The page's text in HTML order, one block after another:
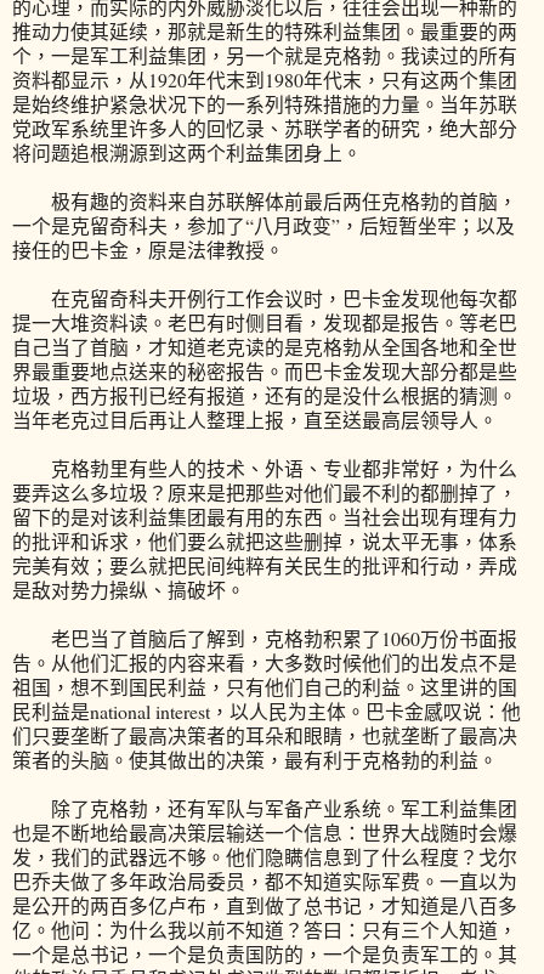
的心理，而实际的内外威胁淡化以后，往往会出现一种新的
推动力使其延续，那就是新生的特殊利益集团。最重要的两
个，一是军工利益集团，另一个就是克格勃。我读过的所有
资料都显示，从1920年代末到1980年代末，只有这两个集团
是始终维护紧急状况下的一系列特殊措施的力量。当年苏联
党政军系统里许多人的回忆录、苏联学者的研究，绝大部分
将问题追根溯源到这两个利益集团身上。
极有趣的资料来自苏联解体前最后两任克格勃的首脑，
一个是克留奇科夫，参加了“八月政变”，后短暂坐牢；以及
接任的巴卡金，原是法律教授。
在克留奇科夫开例行工作会议时，巴卡金发现他每次都
提一大堆资料读。老巴有时侧目看，发现都是报告。等老巴
自己当了首脑，才知道老克读的是克格勃从全国各地和全世
界最重要地点送来的秘密报告。而巴卡金发现大部分都是些
垃圾，西方报刊已经有报道，还有的是没什么根据的猜测。
当年老克过目后再让人整理上报，直至送最高层领导人。
克格勃里有些人的技术、外语、专业都非常好，为什么
要弄这么多垃圾？原来是把那些对他们最不利的都删掉了，
留下的是对该利益集团最有用的东西。当社会出现有理有力
的批评和诉求，他们要么就把这些删掉，说太平无事，体系
完美有效；要么就把民间纯粹有关民生的批评和行动，弄成
是敌对势力操纵、搞破坏。
老巴当了首脑后了解到，克格勃积累了1060万份书面报
告。从他们汇报的内容来看，大多数时候他们的出发点不是
祖国，想不到国民利益，只有他们自己的利益。这里讲的国
民利益是national interest，以人民为主体。巴卡金感叹说：他
们只要垄断了最高决策者的耳朵和眼睛，也就垄断了最高决
策者的头脑。使其做出的决策，最有利于克格勃的利益。
除了克格勃，还有军队与军备产业系统。军工利益集团
也是不断地给最高决策层输送一个信息：世界大战随时会爆
发，我们的武器远不够。他们隐瞒信息到了什么程度？戈尔
巴乔夫做了多年政治局委员，都不知道实际军费。一直以为
是公开的两百多亿卢布，直到做了总书记，才知道是八百多
亿。他问：为什么我以前不知道？答曰：只有三个人知道，
一个是总书记，一个是负责国防的，一个是负责军工的。其